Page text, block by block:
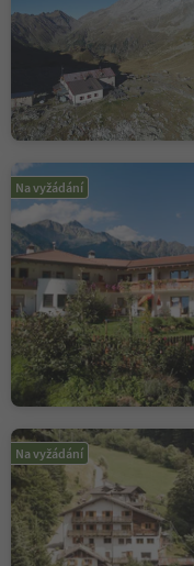
Na vyžádání
Na vyžádání